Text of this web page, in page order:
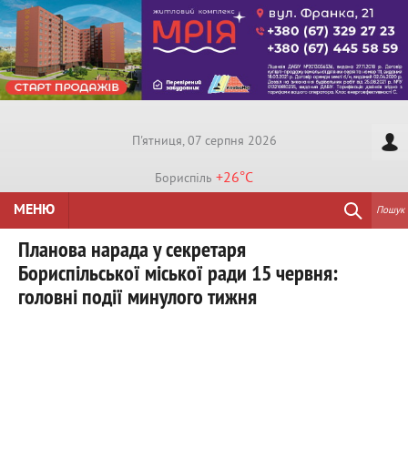
П'ятниця, 07 серпня 2026
Бориспiль +26°C
МЕНЮ
Пошук
Планова нарада у секретаря
Бориспільської міської ради 15 червня:
головні події минулого тижня